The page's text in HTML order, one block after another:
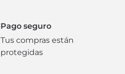
Pago seguro
Tus compras están
protegidas